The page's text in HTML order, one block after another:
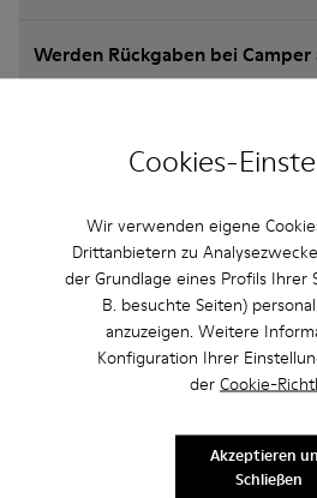
Cookies-
Wir verwenden eigene
Drittanbietern zu
der Grundlage eines Profils Ihrer
B. besuchte Seiten)
anzuzeigen. Weitere
Konfiguration Ihrer
der Cookie-
Akzeptieren
Schließen
Werden Rückgaben bei
Wie viel kostet der Versand für
Andere Kategorien
Lederfreie-
Mokassins